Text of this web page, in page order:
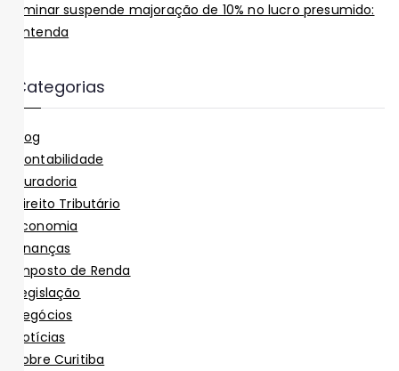
Liminar suspende majoração de 10% no lucro presumido:
entenda
Categorias
Blog
Contabilidade
Curadoria
Direito Tributário
Economia
Finanças
Imposto de Renda
Legislação
Negócios
Notícias
Sobre Curitiba